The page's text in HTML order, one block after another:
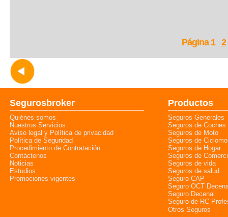
Página 1 2
Segurosbroker
Quiénes somos
Nuestros Servicios
Aviso legal y Política de privacidad
Política de Seguridad
Procedimiento de Contratación
Contáctenos
Noticias
Estudios
Promociones vigentes
Productos
Seguros Generales
Seguros de Coches
Seguros de Moto
Seguros de
Seguros de Hogar
Seguros de
Seguros de vida
Seguros de salud
Seguro CAP
Seguro OCT
Seguro Decenal
Seguro de RC
Otros Seguros